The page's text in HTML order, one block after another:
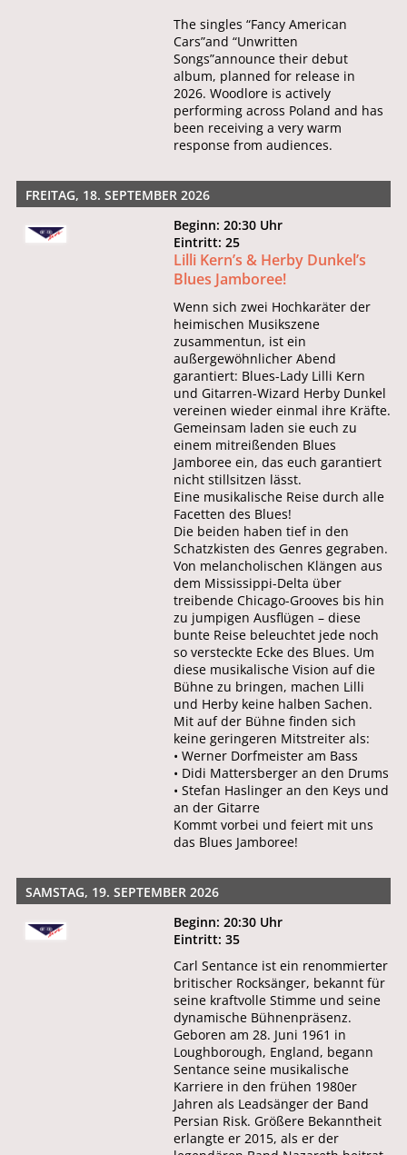
The singles “Fancy American
Cars”and “Unwritten
Songs”announce their debut
album, planned for release in
2026. Woodlore is actively
performing across Poland and has
been receiving a very warm
response from audiences.
FREITAG, 18. SEPTEMBER 2026
Beginn: 20:30 Uhr
Eintritt: 25
Lilli Kern’s & Herby Dunkel’s
Blues Jamboree!
Wenn sich zwei Hochkaräter der
heimischen Musikszene
zusammentun, ist ein
außergewöhnlicher Abend
garantiert: Blues-Lady Lilli Kern
und Gitarren-Wizard Herby Dunkel
vereinen wieder einmal ihre Kräfte.
Gemeinsam laden sie euch zu
einem mitreißenden Blues
Jamboree ein, das euch garantiert
nicht stillsitzen lässt.
Eine musikalische Reise durch alle
Facetten des Blues!
Die beiden haben tief in den
Schatzkisten des Genres gegraben.
Von melancholischen Klängen aus
dem Mississippi-Delta über
treibende Chicago-Grooves bis hin
zu jumpigen Ausflügen – diese
bunte Reise beleuchtet jede noch
so versteckte Ecke des Blues. Um
diese musikalische Vision auf die
Bühne zu bringen, machen Lilli
und Herby keine halben Sachen.
Mit auf der Bühne finden sich
keine geringeren Mitstreiter als:
• Werner Dorfmeister am Bass
• Didi Mattersberger an den Drums
• Stefan Haslinger an den Keys und
an der Gitarre
Kommt vorbei und feiert mit uns
das Blues Jamboree!
SAMSTAG, 19. SEPTEMBER 2026
Beginn: 20:30 Uhr
Eintritt: 35
Carl Sentance ist ein renommierter
britischer Rocksänger, bekannt für
seine kraftvolle Stimme und seine
dynamische Bühnenpräsenz.
Geboren am 28. Juni 1961 in
Loughborough, England, begann
Sentance seine musikalische
Karriere in den frühen 1980er
Jahren als Leadsänger der Band
Persian Risk. Größere Bekanntheit
erlangte er 2015, als er der